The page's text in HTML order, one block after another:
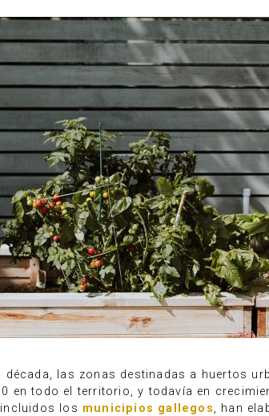
década, las zonas destinadas a huertos
en todo el territorio, y todavía en
los municipios gallegos, han